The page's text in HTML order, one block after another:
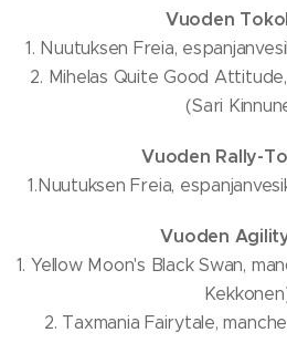
Vuoden
1. Nuutuksen Freia,
2. Mihelas Quite Good
(Sari
Vuoden Rally-
1.Nuutuksen Freia,
Vuoden
1. Yellow Moon's Black Swan,
2. Taxmania Fairytale,